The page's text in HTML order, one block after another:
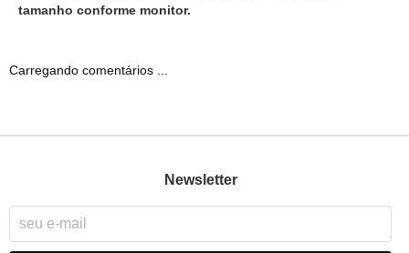
tamanho conforme monitor.
Carregando comentários ...
Newsletter